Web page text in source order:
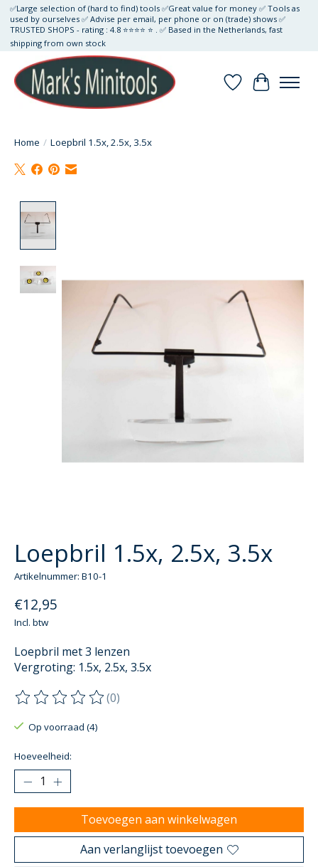
✅Large selection of (hard to find) tools ✅Great value for money ✅ Tools as
used by ourselves ✅ Advise per email, per phone or on (trade) shows ✅
TRUSTED SHOPS - rating : 4.8 ⭐⭐⭐⭐ ⭐ . ✅ Based in the Netherlands, fast
shipping from own stock
Verlanglijst
Home / Loepbril 1.5x, 2.5x, 3.5x
Loepbril 1.5x, 2.5x, 3.5x
Artikelnummer: B10-1
€12,95
Incl. btw
Loepbril met 3 lenzen
Vergroting: 1.5x, 2.5x, 3.5x
De beoordeling van dit product is
(0)
Op voorraad (4)
Hoeveelheid:
Toevoegen aan winkelwagen
Aan verlanglijst toevoegen